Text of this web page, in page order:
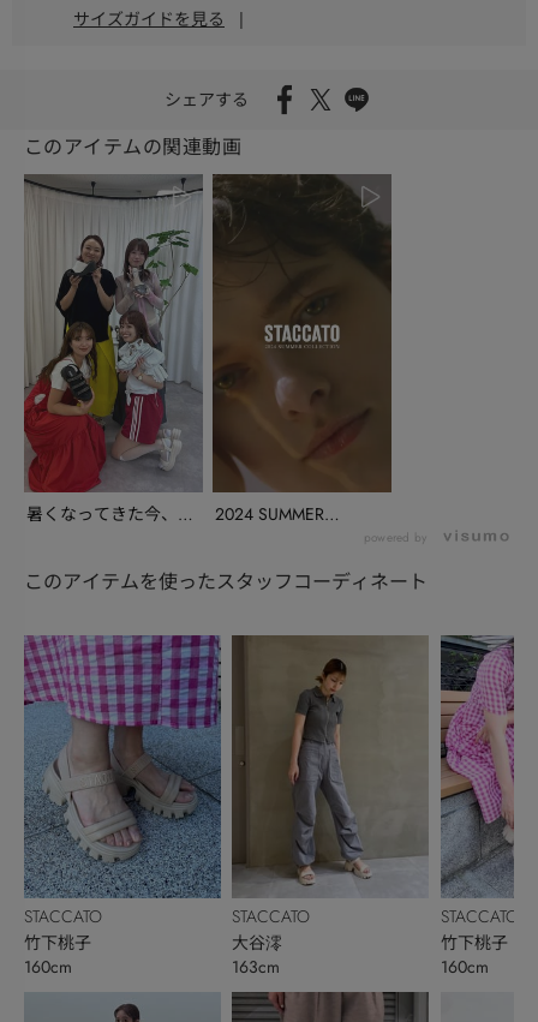
サイズガイドを見る |
シェアする
このアイテムの関連動画
暑くなってきた今、ス
2024 SUMMER
powered by
このアイテムを使ったスタッフコーディネート
STACCATO
竹下桃子
160cm
STACCATO
大谷澪
163cm
STACCATO
竹下桃子
160cm